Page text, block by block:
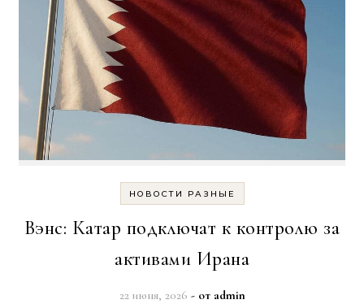
НОВОСТИ РАЗНЫЕ
Вэнс: Катар подключат к контролю за
активами Ирана
22 июня, 2026 - от admin